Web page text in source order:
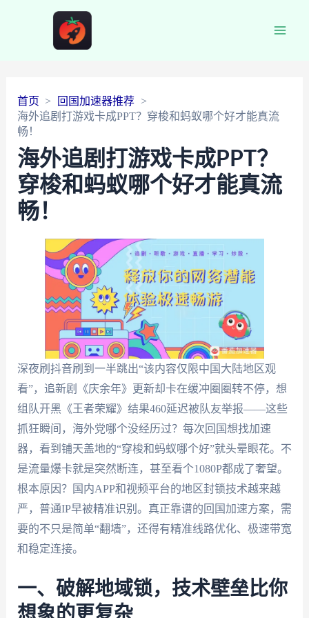
首页
回国加速器推荐
海外追剧打游戏卡成PPT？穿梭和蚂蚁哪个好才能真流
畅！
海外追剧打游戏卡成PPT？
穿梭和蚂蚁哪个好才能真流
畅！
深夜刷抖音刷到一半跳出“该内容仅限中国大陆地区观
看”，追新剧《庆余年》更新却卡在缓冲圈圈转不停，想
组队开黑《王者荣耀》结果460延迟被队友举报——这些
抓狂瞬间，海外党哪个没经历过？每次回国想找加速
器，看到铺天盖地的“穿梭和蚂蚁哪个好”就头晕眼花。不
是流量爆卡就是突然断连，甚至看个1080P都成了奢望。
根本原因？国内APP和视频平台的地区封锁技术越来越
严，普通IP早被精准识别。真正靠谱的回国加速方案，需
要的不只是简单“翻墙”，还得有精准线路优化、极速带宽
和稳定连接。
一、破解地域锁，技术壁垒比你
想象的更复杂